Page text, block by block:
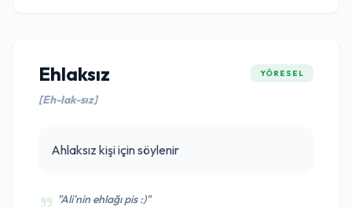
Ehlaksız
[Eh-lak-sız]
YÖRESEL
Ahlaksız kişi için söylenir
"Ali'nin ehlağı pis :)"